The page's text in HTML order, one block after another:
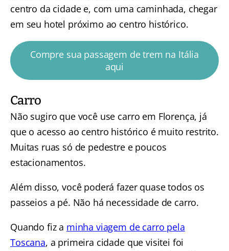
centro da cidade e, com uma caminhada, chegar
em seu hotel próximo ao centro histórico.
Compre sua passagem de trem na Itália
aqui
Carro
Não sugiro que você use carro em Florença, já
que o acesso ao centro histórico é muito restrito.
Muitas ruas só de pedestre e poucos
estacionamentos.
Além disso, você poderá fazer quase todos os
passeios a pé. Não há necessidade de carro.
Quando fiz a minha viagem de carro pela
Toscana, a primeira cidade que visitei foi